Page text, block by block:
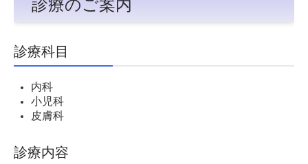
交通案内
診療のご案内
診療科目
内科
小児科
皮膚科
診療内容